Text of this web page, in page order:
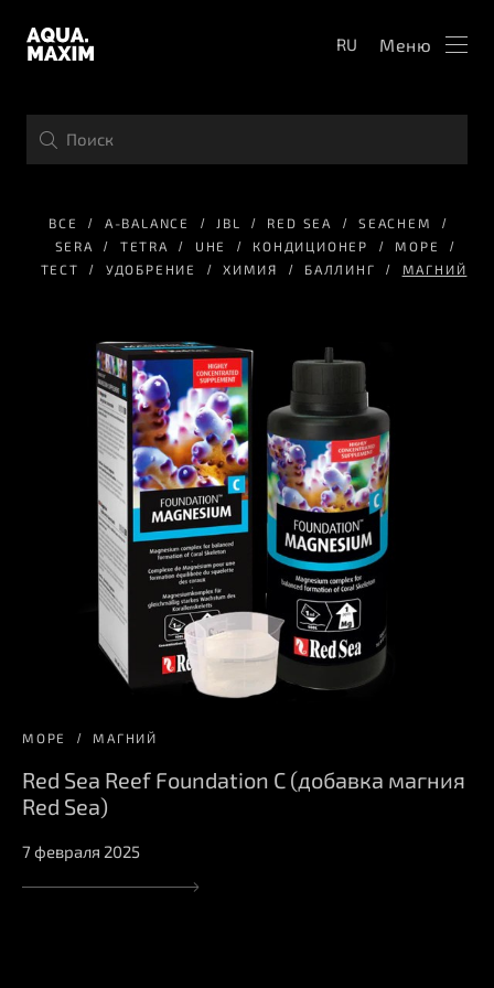
RU Меню
ВСЕ A-BALANCE JBL RED SEA
SEACHEM
SERA
TETRA UHE КОНДИЦИОНЕР
МОРЕ
ТЕСТ
УДОБРЕНИЕ ХИМИЯ БАЛЛИНГ МАГНИЙ
МОРЕ МАГНИЙ
Red Sea Reef Foundation С (добавка магния
Red Sea)
7 февраля 2025